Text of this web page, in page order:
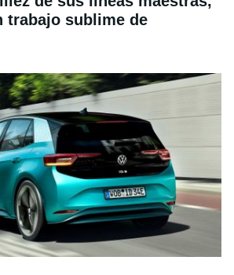
trabajo sublime de